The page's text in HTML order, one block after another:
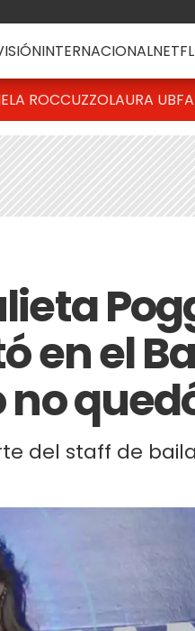
INTERNACIONAL
ROCCUZZOLAURA
en el
no
del staff de